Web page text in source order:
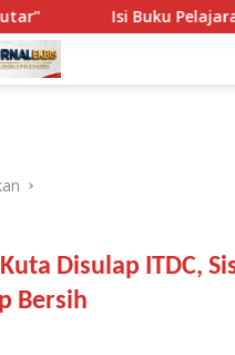
Buku Pelajaran Akan
Disulap ITDC,
Bersih